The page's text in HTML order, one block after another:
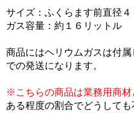
サイズ：ふくらます前直径４
ガス容量：約１６リットル
商品にはヘリウムガスは付
での発送になります。
※こちらの商品は業務用商材
ある程度の割合でどうしても